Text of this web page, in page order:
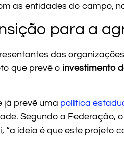
as entidades do campo,
para a
das
que prevê o investimento
já prevê uma política
Segundo a Federação,
“a ideia é que este projeto